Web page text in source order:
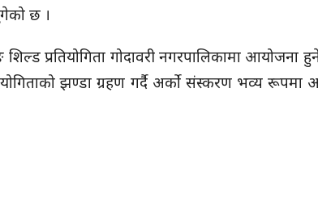
छ ।
प्रतियोगिता गोदावरी नगरपालिकामा आयोजना
झण्डा ग्रहण गर्दै अर्को संस्करण भव्य रूपमा